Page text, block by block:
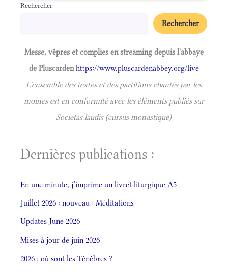
Rechercher
Rechercher
Messe, vêpres et complies en streaming depuis l'abbaye
de Pluscardenhttps://www.pluscardenabbey.org/live
L'ensemble des textes et des partitions chantés par les
moines est en conformité avec les éléments publiés sur
Societas laudis (cursus monastique)
Dernières publications :
En une minute, j’imprime un livret liturgique A5
Juillet 2026 : nouveau : Méditations
Updates June 2026
Mises à jour de juin 2026
2026 : où sont les Ténèbres ?